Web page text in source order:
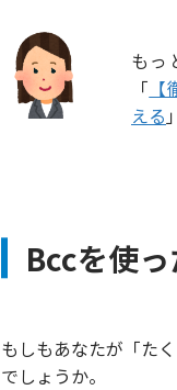
もっ
「
える
Bccを使
もしもあなたが「た
でしょうか。